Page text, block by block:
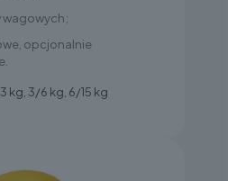
wagowych;
opcjonalnie
kg, 3/6 kg, 6/15 kg